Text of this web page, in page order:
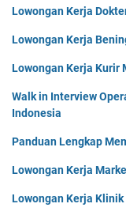
Lowongan Kerja
Lowongan Kerja
Lowongan Kerja Kurir
Walk in Interview
Indonesia
Panduan Lengkap
Lowongan Kerja
Lowongan Kerja